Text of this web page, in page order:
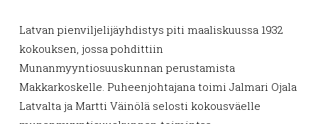
Latvan pienviljelijäyhdistys piti maaliskuussa 1932
kokouksen, jossa pohdittiin
Munanmyyntiosuuskunnan perustamista
Makkarkoskelle. Puheenjohtajana toimi Jalmari Ojala
Latvalta ja Martti Väinölä selosti kokousväelle